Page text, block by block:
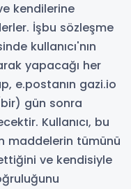
kendilerine
İşbu sözleşme
kullanıcı'nın
yapacağı her
e.postanın gazi.io
gün sonra
Kullanıcı, bu
maddelerin tümünü
ve kendisiyle